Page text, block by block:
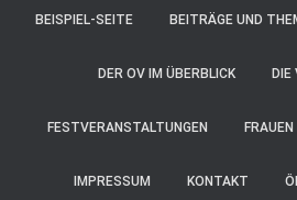
BEISPIEL-SEITE BEITRÄGE UND
DER OV IM ÜBERBLICK DIE
FESTVERANSTALTUNGEN
IMPRESSUM KONTAKT